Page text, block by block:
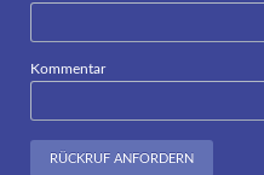
Kommentar
RÜCKRUF ANFORDERN